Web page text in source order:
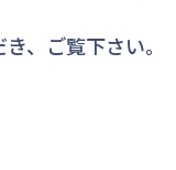
、ご覧下さい。